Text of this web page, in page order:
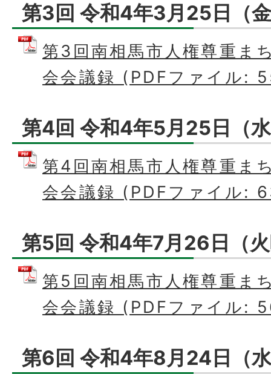
第3回 令和4年3月25日（
第3回南相馬市人権尊重ま
会会議録 (PDFファイル:
第4回 令和4年5月25日（
第4回南相馬市人権尊重ま
会会議録 (PDFファイル:
第5回 令和4年7月26日（
第5回南相馬市人権尊重ま
会会議録 (PDFファイル:
第6回 令和4年8月24日（